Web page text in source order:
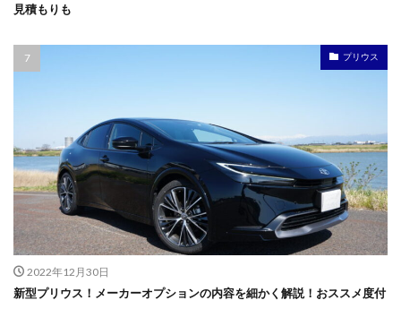
見積もりも
プリウス
2022年12月30日
新型プリウス！メーカーオプションの内容を細かく解説！おススメ度付